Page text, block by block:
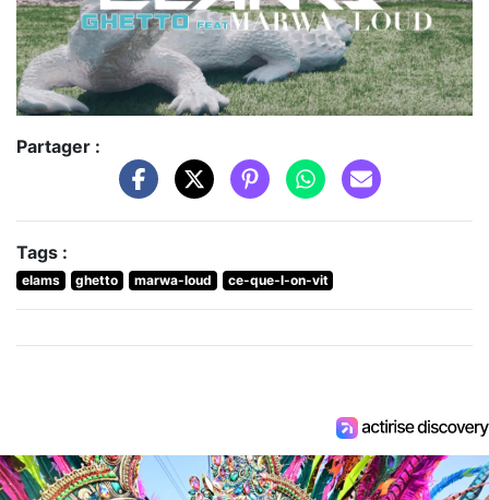
Partager :
Tags :
elams ghetto marwa-loud ce-que-l-on-vit